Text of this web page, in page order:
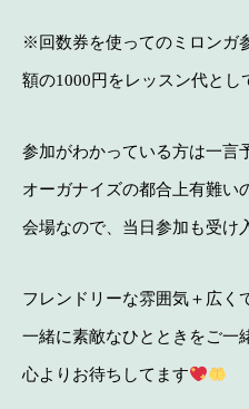
※回数券を使ってのミロンガ
額の1000円をレッスン代とし
参加がわかっている方は一言
オーガナイズの都合上有難
会場なので、当日参加も受け
フレンドリーな雰囲気＋広く
一緒に素敵なひとときをご一
心よりお待ちしてます